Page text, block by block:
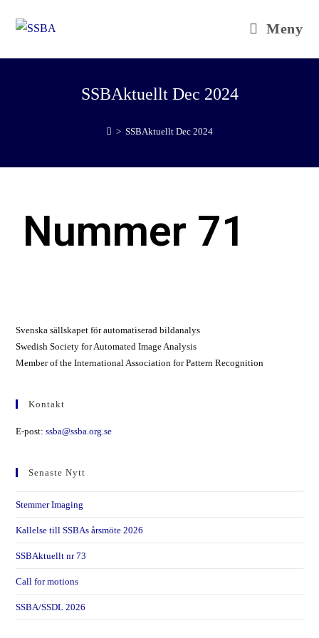
Meny
SSBAktuellt Dec 2024
> SSBAktuellt Dec 2024
Nummer 71
Svenska sällskapet för automatiserad bildanalys
Swedish Society for Automated Image Analysis
Member of the International Association for Pattern Recognition
Kontakt
E-post:ssba@ssba.org.se
Senaste Nytt
Stemmer Imaging
Kallelse till SSBAs årsmöte 2026
SSBAktuellt nr 73
Call for motions
SSBA/SSDL 2026